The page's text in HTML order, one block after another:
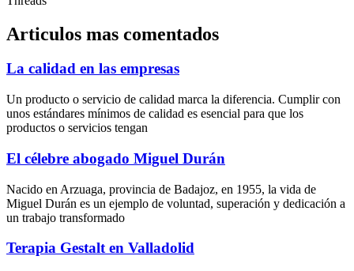
Articulos mas comentados
La calidad en las empresas
Un producto o servicio de calidad marca la diferencia. Cumplir con
unos estándares mínimos de calidad es esencial para que los
productos o servicios tengan
El célebre abogado Miguel Durán
Nacido en Arzuaga, provincia de Badajoz, en 1955, la vida de
Miguel Durán es un ejemplo de voluntad, superación y dedicación a
un trabajo transformado
Terapia Gestalt en Valladolid